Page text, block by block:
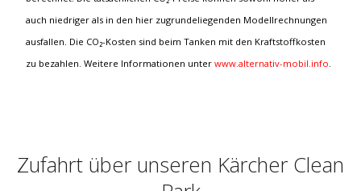
auch niedriger als in den hier zugrundeliegenden Modellrechnungen
ausfallen. Die CO₂-Kosten sind beim Tanken mit den Kraftstoffkosten
zu bezahlen. Weitere Informationen unter www.alternativ-mobil.info
Zufahrt über unseren Kärcher Clean